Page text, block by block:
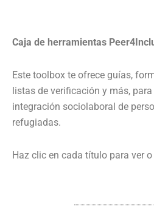
Caja de herramientas
Este toolbox te ofrece guías,
listas de verificación y más,
integración sociolaboral de
refugiadas.
Haz clic en cada título para ver